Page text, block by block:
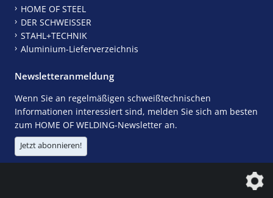
HOME OF STEEL
DER SCHWEISSER
STAHL+TECHNIK
Aluminium-Lieferverzeichnis
Newsletteranmeldung
Wenn Sie an regelmäßigen schweißtechnischen
Informationen interessiert sind, melden Sie sich am besten
zum HOME OF WELDING-Newsletter an.
Jetzt abonnieren!